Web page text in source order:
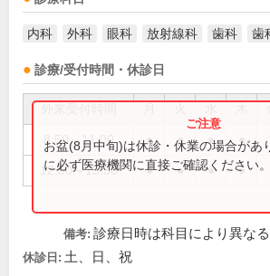
内科 外科 眼科 放射線科 歯科 歯
診療/受付時間・休診日
8:50～11:00 ● ● ● ●
12:50～15:30 ● ● ● ●
お盆(8月中旬)は休診・休業の場合があ
に必ず医療機関に直接ご確認ください。
備考: 診療日時は科目により異なる
休診日: 土、日、祝